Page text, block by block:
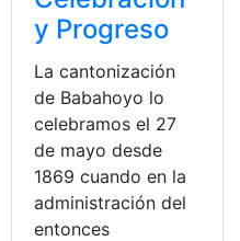
y Progreso
La cantonización
de Babahoyo lo
celebramos el 27
de mayo desde
1869 cuando en la
administración del
entonces